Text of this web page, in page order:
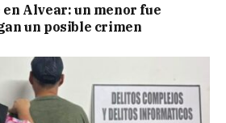
Alvear: un menor fue
un posible crimen